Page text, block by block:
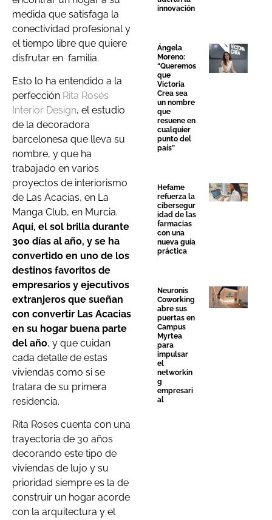
medida que satisfaga la
conectividad profesional y
el tiempo libre que quiere
disfrutar en familia.
Esto lo ha entendido a la
perfección Rita Rosés
Interior Design, el estudio
de la decoradora
barcelonesa que lleva su
nombre, y que ha
trabajado en varios
proyectos de interiorismo
de Las Acacias, en La
Manga Club, en Murcia.
Aquí, el sol brilla durante
300 días al año, y se ha
convertido en uno de los
destinos favoritos de
empresarios y ejecutivos
extranjeros que sueñan
con convertir Las Acacias
en su hogar buena parte
del año, y que cuidan
cada detalle de estas
viviendas como si se
tratara de su primera
residencia.
Rita Roses cuenta con una
trayectoria de 30 años
decorando este tipo de
viviendas de lujo y su
prioridad siempre es la de
construir un hogar acorde
con la arquitectura y el
innovación
Ángela
Moreno:
“Queremos
que
Victoria
Crea sea
un nombre
que
resuene en
cualquier
punto del
país”
Hefame
refuerza la
cibersegur
idad de las
farmacias
con una
nueva guía
práctica
Neuronis
Coworking
abre sus
puertas en
Campus
Myrtea
para
impulsar
el
networkin
g
empresari
al